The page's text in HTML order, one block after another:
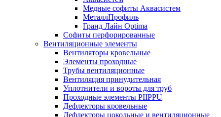
Медные софиты Аквасистем
МеталлПрофиль
Гранд Лайн Optima
Софиты перфорированные
Вентиляционные элементы
Вентиляторы кровельные
Элементы проходные
Трубы вентиляционные
Вентиляция принудительная
Уплотнители и вороты для труб
Проходные элементы PIIPPU
Дефлекторы кровельные
Дефлекторы цокольные и вентиляционные